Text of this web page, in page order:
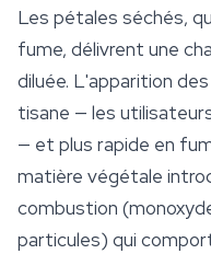
Les pétales séchés,
fume, délivrent une
diluée. L'apparition
tisane — les
— et plus rapide en
matière végétale
combustion
particules) qui